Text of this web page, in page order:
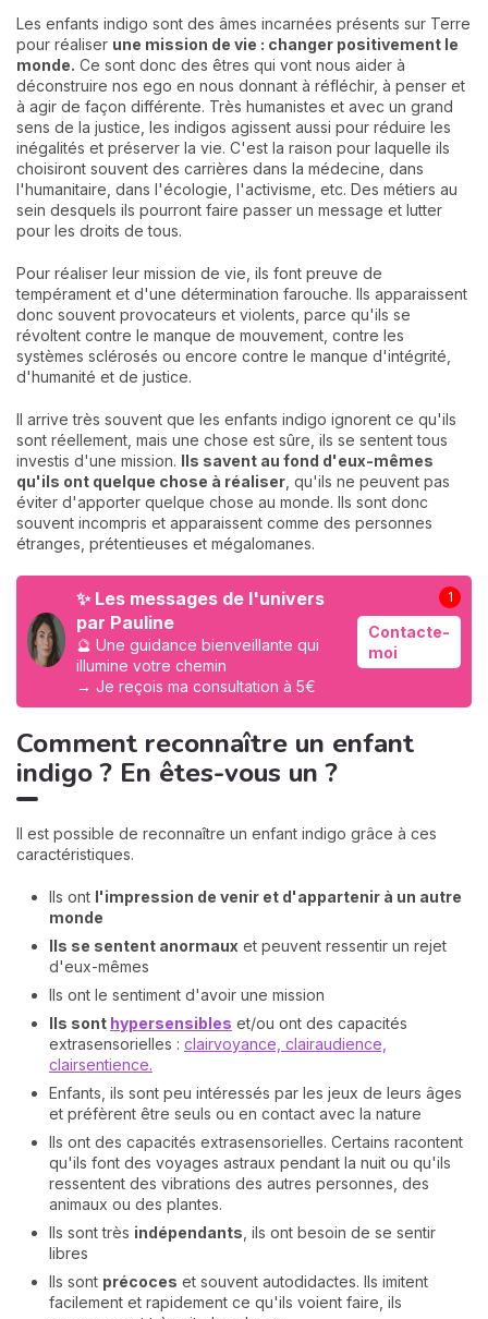
Les enfants indigo sont des âmes incarnées présents sur Terre
pour réaliser une mission de vie : changer positivement le
monde. Ce sont donc des êtres qui vont nous aider à
déconstruire nos ego en nous donnant à réfléchir, à penser et
à agir de façon différente. Très humanistes et avec un grand
sens de la justice, les indigos agissent aussi pour réduire les
inégalités et préserver la vie. C'est la raison pour laquelle ils
choisiront souvent des carrières dans la médecine, dans
l'humanitaire, dans l'écologie, l'activisme, etc. Des métiers au
sein desquels ils pourront faire passer un message et lutter
pour les droits de tous.
Pour réaliser leur mission de vie, ils font preuve de
tempérament et d'une détermination farouche. Ils apparaissent
donc souvent provocateurs et violents, parce qu'ils se
révoltent contre le manque de mouvement, contre les
systèmes sclérosés ou encore contre le manque d'intégrité,
d'humanité et de justice.
Il arrive très souvent que les enfants indigo ignorent ce qu'ils
sont réellement, mais une chose est sûre, ils se sentent tous
investis d'une mission. Ils savent au fond d'eux-mêmes
qu'ils ont quelque chose à réaliser , qu'ils ne peuvent pas
éviter d'apporter quelque chose au monde. Ils sont donc
souvent incompris et apparaissent comme des personnes
étranges, prétentieuses et mégalomanes.
✨ Les messages de l'univers
par Pauline
🔮 Une guidance bienveillante qui
illumine votre chemin
→ Je reçois ma consultation à 5€
Contacte-
moi
1
Comment reconnaître un enfant
indigo ? En êtes-vous un ?
Il est possible de reconnaître un enfant indigo grâce à ces
caractéristiques.
Ils ont l'impression de venir et d'appartenir à un autre
monde
Ils se sentent anormaux et peuvent ressentir un rejet
d'eux-mêmes
Ils ont le sentiment d'avoir une mission
Ils sont hypersensibles et/ou ont des capacités
extrasensorielles : clairvoyance, clairaudience,
clairsentience.
Enfants, ils sont peu intéressés par les jeux de leurs âges
et préfèrent être seuls ou en contact avec la nature
Ils ont des capacités extrasensorielles. Certains racontent
qu'ils font des voyages astraux pendant la nuit ou qu'ils
ressentent des vibrations des autres personnes, des
animaux ou des plantes.
Ils sont très indépendants , ils ont besoin de se sentir
libres
Ils sont précoces et souvent autodidactes. Ils imitent
facilement et rapidement ce qu'ils voient faire, ils